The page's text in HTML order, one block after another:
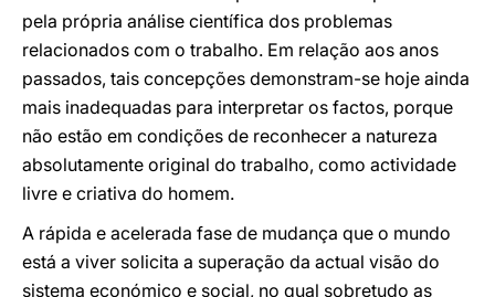
pela própria análise científica dos problemas
relacionados com o trabalho. Em relação aos anos
passados, tais concepções demonstram-se hoje ainda
mais inadequadas para interpretar os factos, porque
não estão em condições de reconhecer a natureza
absolutamente original do trabalho, como actividade
livre e criativa do homem.
A rápida e acelerada fase de mudança que o mundo
está a viver solicita a superação da actual visão do
sistema económico e social, no qual sobretudo as